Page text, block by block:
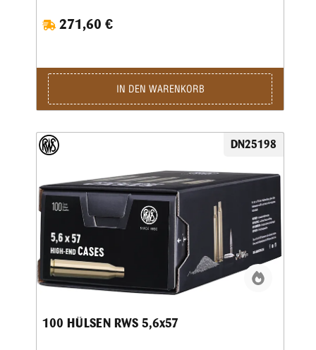
exakte Maßhaltigkeit und die hervorragende
Verarbeitungsqualität dieser Hülsen. Die RWS Hülsen
entsteht eine besonders gleichmäßige Hülsengeometrie, die
eine zuverlässige Zündung sowie konstante
Schussleistungen ermöglicht. Gleichzeitig sorgt das robuste
Material dafür, dass die Hülsen mehrfach wiederverwendet
Wert auf Wirtschaftlichkeit und Präzision legen. Durch die
präzise Fertigung eignen sich diese Hülsen ideal für Jäger,
Patrone ausschöpfen möchten. Die saubere Verarbeitung
erleichtert zudem das Kalibrieren, Laden und
Nachbearbeiten der Hülsen. Wer Wert auf gleichbleibende
Qualität und präzise Wiederladeergebnisse legt, trifft mit
100 RWS Hülsen 5,6x52 R eine zuverlässige Wahl für
hochwertige Munition im Kaliber 5,6x52 R.
271,60 €
IN DEN WARENKORB
DN25198
100 HÜLSEN RWS 5,6x57